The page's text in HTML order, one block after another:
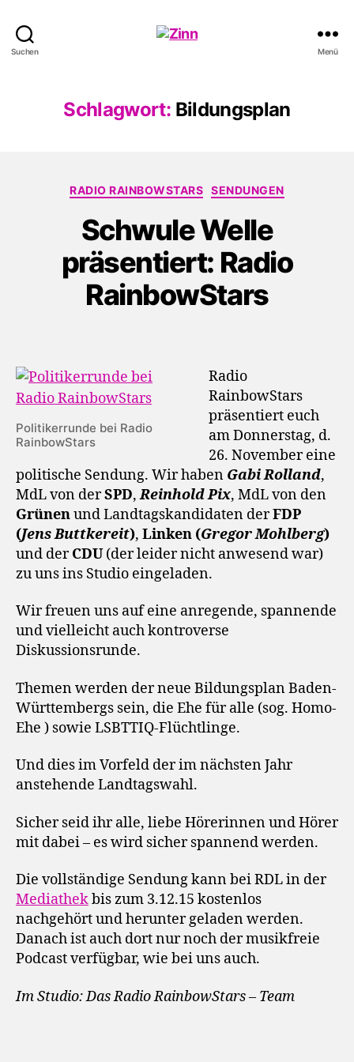
Suchen Menü
Schlagwort: Bildungsplan
Kategorien
RADIO RAINBOWSTARS SENDUNGEN
Schwule Welle
präsentiert: Radio
RainbowStars
Politikerrunde bei Radio
RainbowStars
Radio
RainbowStars
präsentiert euch
am Donnerstag, d.
26. November eine
politische Sendung. Wir haben Gabi Rolland,
MdL von derSPD,Reinhold Pix, MdL von den
Grünenund Landtagskandidaten derFDP
(Jens Buttkereit), Linken (Gregor Mohlberg)
und derCDU(der leider nicht anwesend war)
zu uns ins Studio eingeladen.
Wir freuen uns auf eine anregende, spannende
und vielleicht auch kontroverse
Diskussionsrunde.
Themen werden der neue Bildungsplan Baden-
Württembergs sein, die Ehe für alle (sog. Homo-
Ehe ) sowie LSBTTIQ-Flüchtlinge.
Und dies im Vorfeld der im nächsten Jahr
anstehende Landtagswahl.
Sicher seid ihr alle, liebe Hörerinnen und Hörer
mit dabei – es wird sicher spannend werden.
Die vollständige Sendung kann bei RDL in der
Mediathekbis zum 3.12.15 kostenlos
nachgehört und herunter geladen werden.
Danach ist auch dort nur noch der musikfreie
Podcast verfügbar, wie bei uns auch.
Im Studio: Das Radio RainbowStars – Team